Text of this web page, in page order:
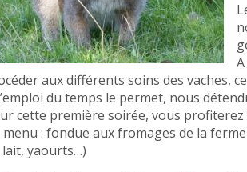
aux différents soins des vaches,
du temps le permet, nous
cette première soirée, vous profiterez
menu : fondue aux fromages de la
yaourts…)